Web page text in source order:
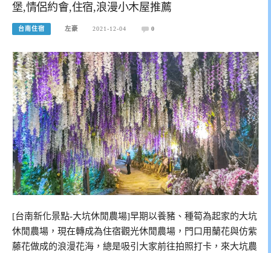
堡,情侶約會,住宿,浪漫小木屋推薦
台南住宿 左豪 2021-12-04 0
[台南新化景點-大坑休閒農場]早期以養豬、種筍為起家的大坑
休閒農場，現在轉成為住宿觀光休閒農場，門口用蘭花與仿紫
藤花做成的浪漫花海，總是吸引大家前往拍照打卡，來大坑農